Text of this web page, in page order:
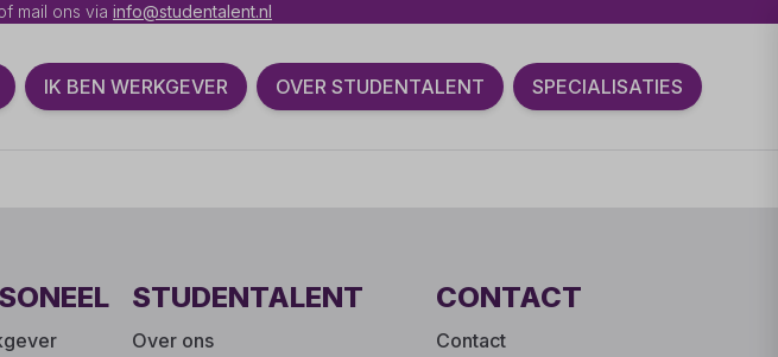
mail ons via info@studentalent.nl
IK BEN WERKGEVER OVER STUDENTALENT SPECIALISATIES
STUDENTALENT
Over ons
CONTACT
Contact